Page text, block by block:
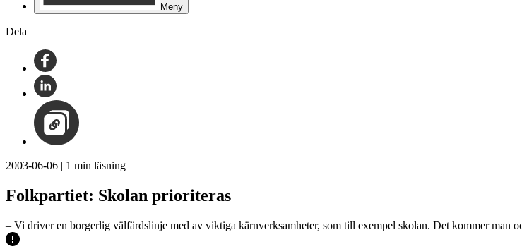
Meny
Dela
2003-06-06 | 1 min läsning
Folkpartiet: Skolan prioriteras
– Vi driver en borgerlig välfärdslinje med av viktiga kärnverksamheter, som till exempel skolan. Det kommer man